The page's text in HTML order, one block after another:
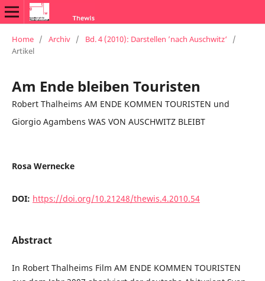
Home / Archiv / Bd. 4 (2010): Darstellen ’nach Auschwitz‘
/
Artikel
Am Ende bleiben Touristen
Robert Thalheims AM ENDE KOMMEN TOURISTEN und
Giorgio Agambens WAS VON AUSCHWITZ BLEIBT
Rosa Wernecke
DOI: https://doi.org/10.21248/thewis.4.2010.54
Abstract
In Robert Thalheims Film AM ENDE KOMMEN TOURISTEN